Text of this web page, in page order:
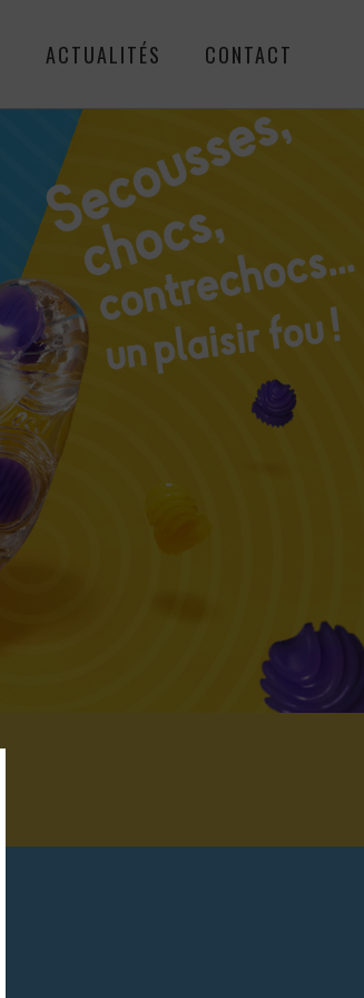
ACTUALITÉS CONTACT